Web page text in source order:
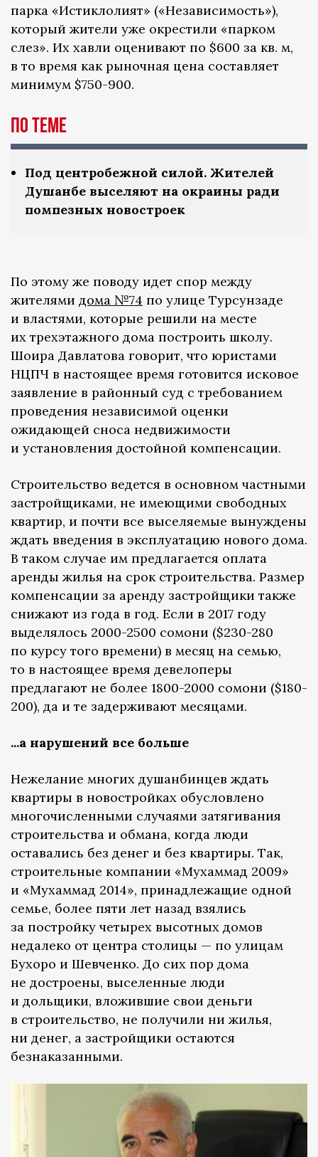
парка «Истиклолият» («Независимость»),
который жители уже окрестили «парком
слез». Их хавли оценивают по $600 за кв. м,
в то время как рыночная цена составляет
минимум $750-900.
По теме
Под центробежной силой. Жителей
Душанбе выселяют на окраины ради
помпезных новостроек
По этому же поводу идет спор между
жителями дома №74 по улице Турсунзаде
и властями, которые решили на месте
их трехэтажного дома построить школу.
Шоира Давлатова говорит, что юристами
НЦПЧ в настоящее время готовится исковое
заявление в районный суд с требованием
проведения независимой оценки
ожидающей сноса недвижимости
и установления достойной компенсации.
Строительство ведется в основном частными
застройщиками, не имеющими свободных
квартир, и почти все выселяемые вынуждены
ждать введения в эксплуатацию нового дома.
В таком случае им предлагается оплата
аренды жилья на срок строительства. Размер
компенсации за аренду застройщики также
снижают из года в год. Если в 2017 году
выделялось 2000-2500 сомони ($230-280
по курсу того времени) в месяц на семью,
то в настоящее время девелоперы
предлагают не более 1800-2000 сомони ($180-
200), да и те задерживают месяцами.
...а нарушений все больше
Нежелание многих душанбинцев ждать
квартиры в новостройках обусловлено
многочисленными случаями затягивания
строительства и обмана, когда люди
оставались без денег и без квартиры. Так,
строительные компании «Мухаммад 2009»
и «Мухаммад 2014», принадлежащие одной
семье, более пяти лет назад взялись
за постройку четырех высотных домов
недалеко от центра столицы — по улицам
Бухоро и Шевченко. До сих пор дома
не достроены, выселенные люди
и дольщики, вложившие свои деньги
в строительство, не получили ни жилья,
ни денег, а застройщики остаются
безнаказанными.